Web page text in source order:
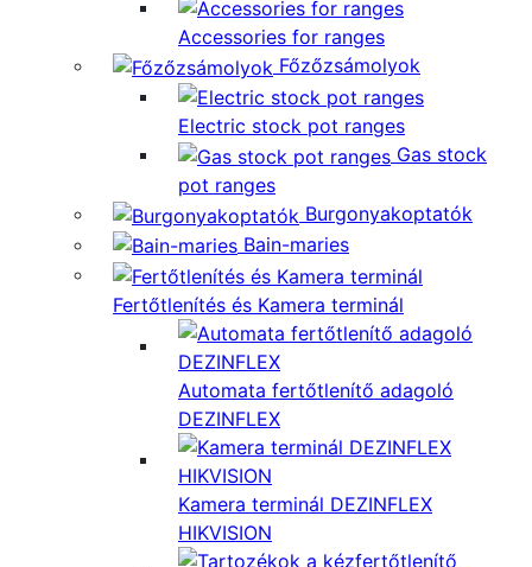
Accessories for ranges
Főzőzsámolyok
Electric stock pot ranges
Gas stock
pot ranges
Burgonyakoptatók
Bain-maries
Fertőtlenítés és Kamera terminál
Automata fertőtlenítő adagoló
DEZINFLEX
Kamera terminál DEZINFLEX
HIKVISION